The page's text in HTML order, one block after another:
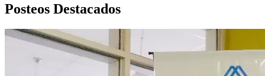
Posteos Destacados